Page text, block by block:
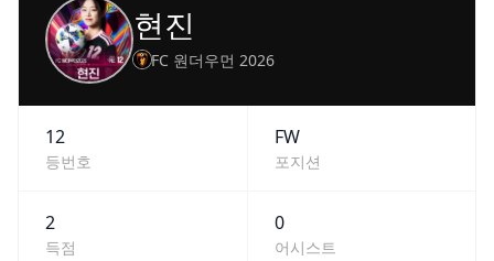
현진
FC 원더우먼 2026
12
등번호
FW
포지션
2
득점
0
어시스트